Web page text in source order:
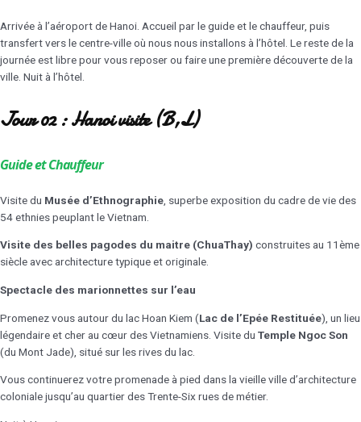
Arrivée à l’aéroport de Hanoi. Accueil par le guide et le chauffeur, puis
transfert vers le centre-ville où nous nous installons à l’hôtel. Le reste de la
journée est libre pour vous reposer ou faire une première découverte de la
ville. Nuit à l’hôtel.
Jour 02 : Hanoi visite (B,L)
Guide et Chauffeur
Visite du Musée d’Ethnographie , superbe exposition du cadre de vie des
54 ethnies peuplant le Vietnam.
Visite des belles pagodes du maitre (ChuaThay) construites au 11ème
siècle avec architecture typique et originale.
Spectacle des marionnettes sur l’eau
Promenez vous autour du lac Hoan Kiem (Lac de l’Epée Restituée), un lieu
légendaire et cher au cœur des Vietnamiens. Visite du Temple Ngoc Son
(du Mont Jade), situé sur les rives du lac.
Vous continuerez votre promenade à pied dans la vieille ville d’architecture
coloniale jusqu’au quartier des Trente-Six rues de métier.